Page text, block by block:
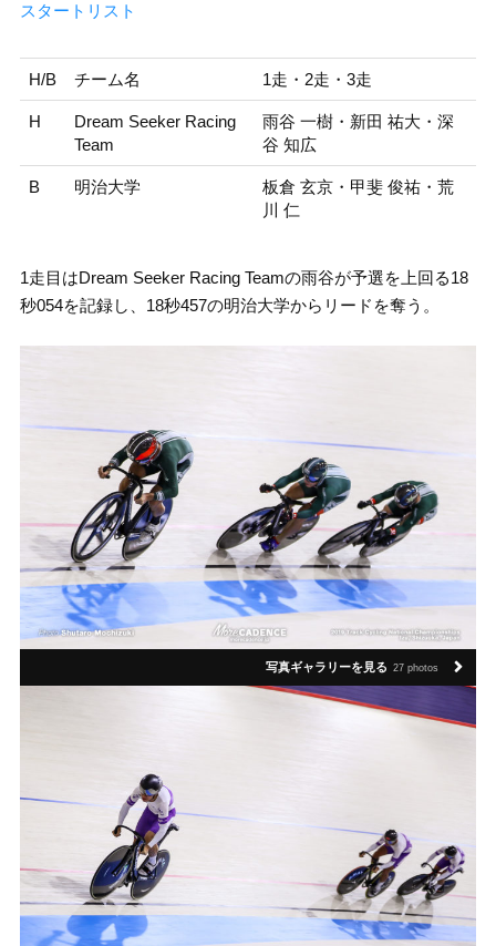
スタートリスト
H/B チーム名 1走・2走・3走
H
Dream Seeker Racing
Team
雨谷 一樹・新田 祐大・深
谷 知広
B 明治大学
板倉 玄京・甲斐 俊祐・荒
川 仁
1走目はDream Seeker Racing Teamの雨谷が予選を上回る18
秒054を記録し、18秒457の明治大学からリードを奪う。
写真ギャラリーを見る 27 photos